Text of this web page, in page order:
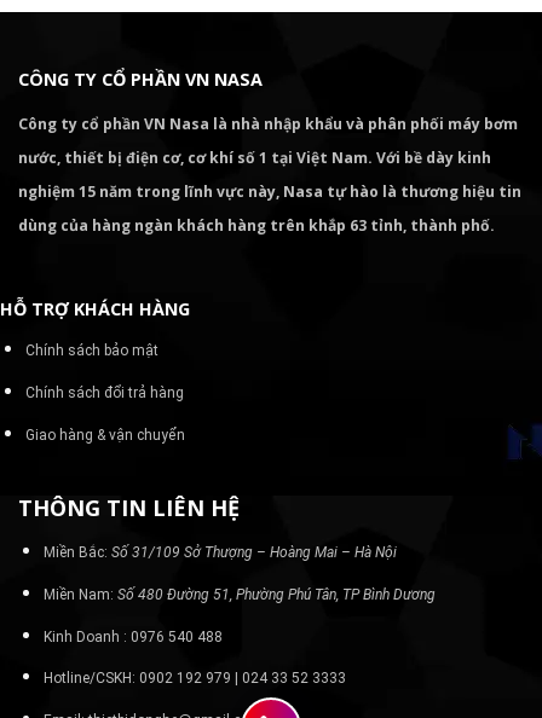
CÔNG TY CỔ PHẦN VN NASA
Công ty cổ phần VN Nasa là nhà nhập khẩu và phân phối máy bơm
nước, thiết bị điện cơ, cơ khí số 1 tại Việt Nam. Với bề dày kinh
nghiệm 15 năm trong lĩnh vực này, Nasa tự hào là thương hiệu tin
dùng của hàng ngàn khách hàng trên khắp 63 tỉnh, thành phố.
HỖ TRỢ KHÁCH HÀNG
Chính sách bảo mật
Chính sách đổi trả hàng
Giao hàng & vận chuyển
THÔNG TIN LIÊN HỆ
Miền Bắc: Số 31/109 Sở Thượng – Hoàng Mai – Hà Nội
Miền Nam: Số 480 Đường 51, Phường Phú Tân, TP Bình Dương
Kinh Doanh : 0976 540 488
Hotline/CSKH: 0902 192 979 | 024 33 52 3333